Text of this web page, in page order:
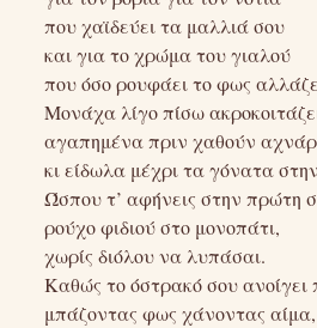
που χαϊδεύει τα μαλλιά σου
και για το χρώμα του γιαλού
που όσο ρουφάει το φως
Μονάχα λίγο πίσω
αγαπημένα πριν χαθούν
κι είδωλα μέχρι τα γόνατα
Ώσπου τ’ αφήνεις στην πρώτη
ρούχο φιδιού στο μονοπάτι,
χωρίς διόλου να λυπάσαι.
Καθώς το όστρακό σου ανοίγει
μπάζοντας φως χάνοντας αίμα,